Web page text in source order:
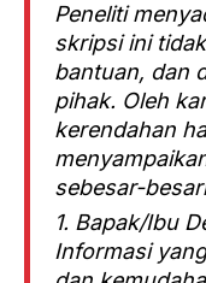
Peneliti
skripsi ini
bantuan, dan
pihak. Oleh
kerendahan
sebesar-
1. Bapak/Ibu
Informasi